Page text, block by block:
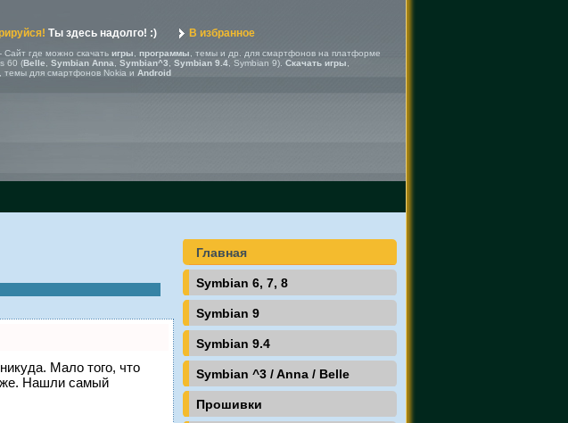
Ты здесь надолго! :) В избранное
Сайт где можно скачать игры программы , темы и др. для смартфонов на платформе
60 (Belle Symbian Anna Symbian^3 Symbian 9.4 , Symbian 9). Скачать игры
темы для смартфонов Nokia и Android
Мало того, что
Нашли самый
Главная
Symbian 6, 7, 8
Symbian 9
Symbian 9.4
Symbian ^3 / Anna / Belle
Прошивки